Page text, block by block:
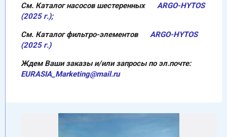
См. Каталог насосов шестеренных
ARGO-HYTOS
(2025 г.);
См. Каталог фильтро-элементов
ARGO-HYTOS
(2025 г.)
Ждем Ваши заказы и/или запросы по эл.почте:
EURASIA_Marketing@mail.ru